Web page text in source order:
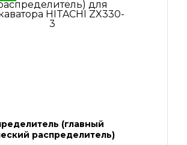
(главный
распределитель)